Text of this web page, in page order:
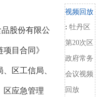
股份有限公
目合同》
区工信局、
区应急管理
视频回放
: 牡丹区
第20次区
政府常务
会议视频
回放